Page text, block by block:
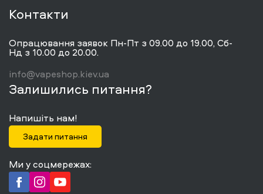
Контакти
Опрацювання заявок Пн-Пт з 09.00 до 19.00, Сб-
Нд з 10.00 до 20.00.
info@vapeshop.kiev.ua
Залишились питання?
Напишіть нам!
Задати питання
Ми у соцмережах: